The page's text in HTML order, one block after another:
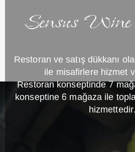
Sensus
Restoran ve satış dükkanı
ile misafirlere hizmet
Restoran konseptinde 7
konseptine 6 mağaza ile
hizmettedir.